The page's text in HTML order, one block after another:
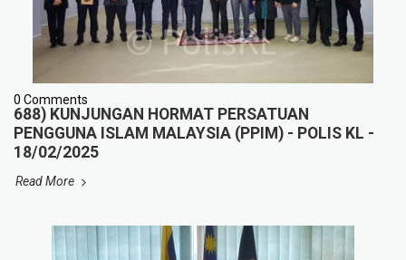
0 Comments
688) KUNJUNGAN HORMAT PERSATUAN
PENGGUNA ISLAM MALAYSIA (PPIM) - POLIS KL -
18/02/2025
Read More